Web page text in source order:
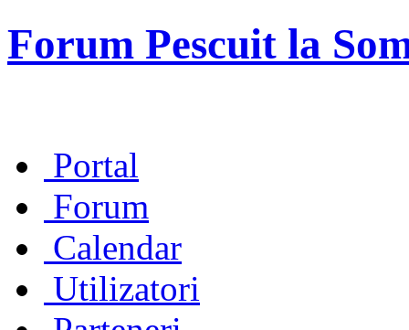
Forum Pescuit la
Portal
Forum
Calendar
Utilizatori